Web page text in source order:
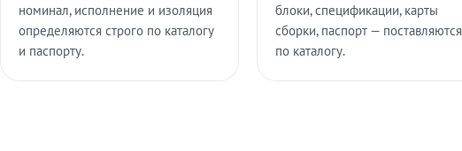
номинал, исполнение и изоляция
определяются строго по каталогу
и паспорту.
блоки, спецификации, карты
сборки, паспорт — поставляются
по каталогу.